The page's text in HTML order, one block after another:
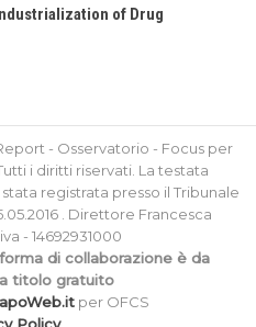
of Drug
- Osservatorio - Focus per
i diritti riservati. La testata
stata registrata presso il Tribunale
. Direttore Francesca
- 14692931000
di collaborazione è da
titolo gratuito
per OFCS